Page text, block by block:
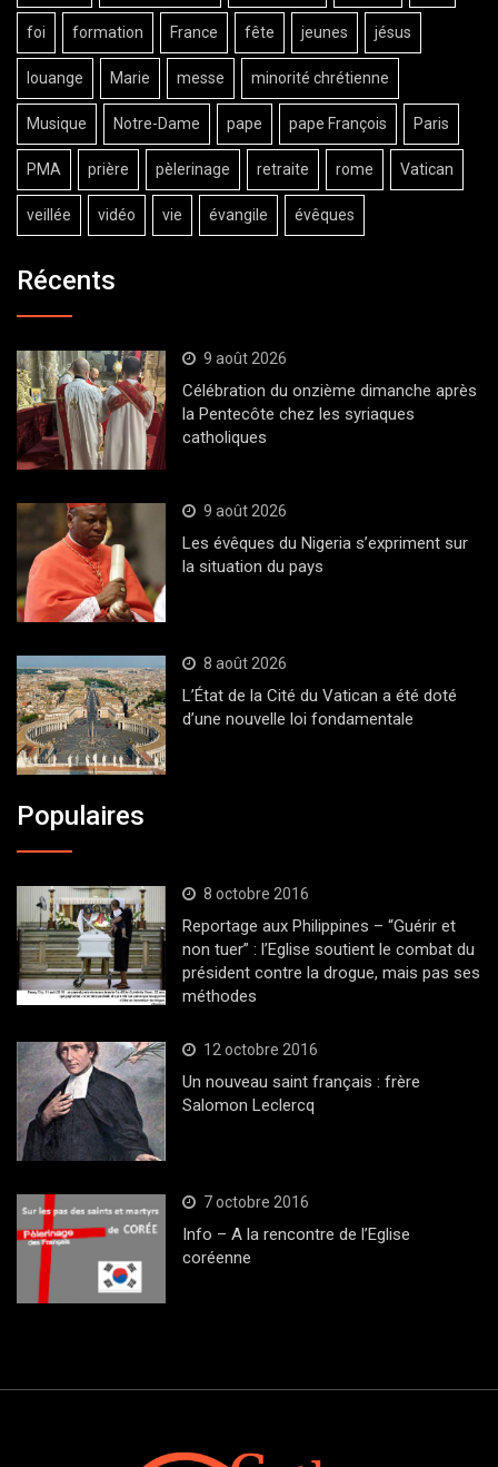
foi formation France fête jeunes jésus
louange Marie messe minorité chrétienne
Musique Notre-Dame pape pape François Paris
PMA prière pèlerinage retraite rome Vatican
veillée vidéo vie évangile évêques
Récents
9 août 2026
Célébration du onzième dimanche après
la Pentecôte chez les syriaques
catholiques
9 août 2026
Les évêques du Nigeria s’expriment sur
la situation du pays
8 août 2026
L’État de la Cité du Vatican a été doté
d’une nouvelle loi fondamentale
Populaires
8 octobre 2016
Reportage aux Philippines – “Guérir et
non tuer” : l’Eglise soutient le combat du
président contre la drogue, mais pas ses
méthodes
12 octobre 2016
Un nouveau saint français : frère
Salomon Leclercq
7 octobre 2016
Info – A la rencontre de l’Eglise
coréenne